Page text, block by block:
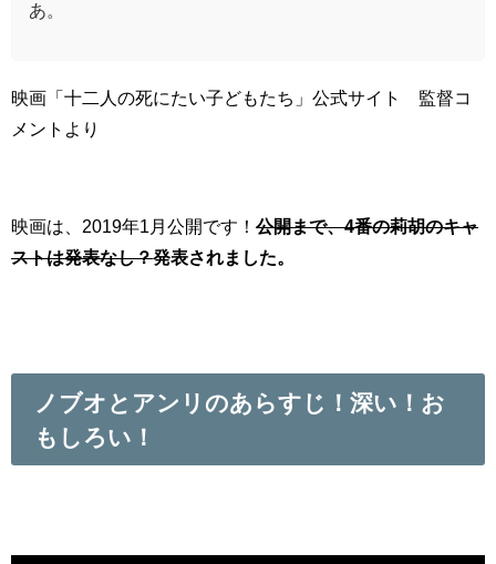
あ。
映画「十二人の死にたい子どもたち」公式サイト 監督コ
メントより
映画は、2019年1月公開です！ 公開まで、4番の莉胡のキャ
ストは発表なし？発表されました。
ノブオとアンリのあらすじ！深い！お
もしろい！